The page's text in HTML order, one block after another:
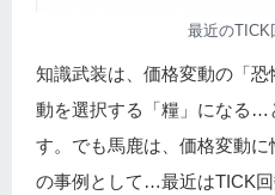
最近のTICK
知識武装は、価格変動の「
動を選択する「糧」になる…
す。でも馬鹿は、価格変動
の事例として…最近はTICK